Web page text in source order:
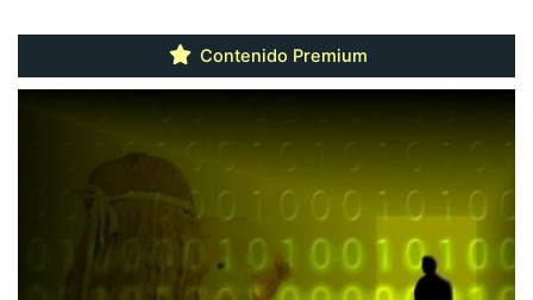
Contenido Premium